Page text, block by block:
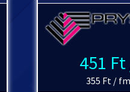
451
355 Ft /